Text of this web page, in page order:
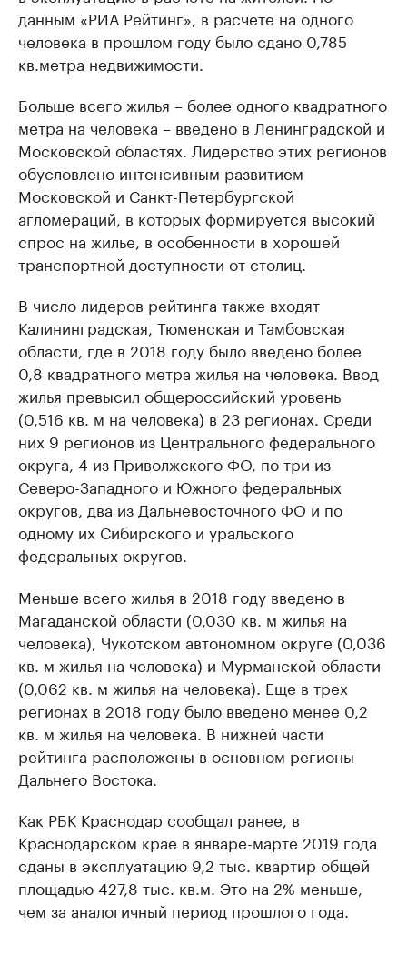
данным «РИА Рейтинг», в расчете на одного
человека в прошлом году было сдано 0,785
кв.метра недвижимости.
Больше всего жилья – более одного квадратного
метра на человека – введено в Ленинградской и
Московской областях. Лидерство этих регионов
обусловлено интенсивным развитием
Московской и Санкт-Петербургской
агломераций, в которых формируется высокий
спрос на жилье, в особенности в хорошей
транспортной доступности от столиц.
В число лидеров рейтинга также входят
Калининградская, Тюменская и Тамбовская
области, где в 2018 году было введено более
0,8 квадратного метра жилья на человека. Ввод
жилья превысил общероссийский уровень
(0,516 кв. м на человека) в 23 регионах. Среди
них 9 регионов из Центрального федерального
округа, 4 из Приволжского ФО, по три из
Северо-Западного и Южного федеральных
округов, два из Дальневосточного ФО и по
одному их Сибирского и уральского
федеральных округов.
Меньше всего жилья в 2018 году введено в
Магаданской области (0,030 кв. м жилья на
человека), Чукотском автономном округе (0,036
кв. м жилья на человека) и Мурманской области
(0,062 кв. м жилья на человека). Еще в трех
регионах в 2018 году было введено менее 0,2
кв. м жилья на человека. В нижней части
рейтинга расположены в основном регионы
Дальнего Востока.
Как РБК Краснодар сообщал ранее, в
Краснодарском крае в январе-марте 2019 года
сданы в эксплуатацию 9,2 тыс. квартир общей
площадью 427,8 тыс. кв.м. Это на 2% меньше,
чем за аналогичный период прошлого года.